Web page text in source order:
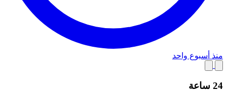
منذ أسبوع واحد
24 ساعة